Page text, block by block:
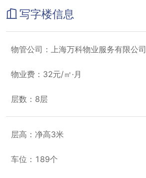
写字楼信息
物管公司：上海万科物业服务有限公司
物业费：32元/㎡·月
层数：8层
层高：净高3米
车位：189个